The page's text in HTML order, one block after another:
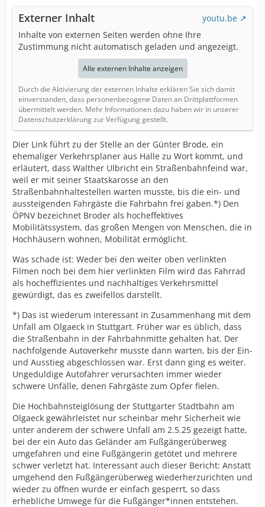
Externer Inhalt
youtu.be
Inhalte von externen Seiten werden ohne Ihre
Zustimmung nicht automatisch geladen und angezeigt.
Alle externen Inhalte anzeigen
Durch die Aktivierung der externen Inhalte erklären Sie sich damit
einverstanden, dass personenbezogene Daten an Drittplattformen
übermittelt werden. Mehr Informationen dazu haben wir in unserer
Datenschutzerklärung zur Verfügung gestellt.
Dier Link führt zu der Stelle an der Günter Brode, ein
ehemaliger Verkehrsplaner aus Halle zu Wort kommt, und
erläutert, dass Walther Ulbricht ein Straßenbahnfeind war,
weil er mit seiner Staatskarosse an den
Straßenbahnhaltestellen warten musste, bis die ein- und
aussteigenden Fahrgäste die Fahrbahn frei gaben.*) Den
ÖPNV bezeichnet Broder als hocheffektives
Mobilitätssystem, das großen Mengen von Menschen, die in
Hochhäusern wohnen, Mobilität ermöglicht.
Was schade ist: Weder bei den weiter oben verlinkten
Filmen noch bei dem hier verlinkten Film wird das Fahrrad
als hocheffizientes und nachhaltiges Verkehrsmittel
gewürdigt, das es zweifellos darstellt.
*) Das ist wiederum interessant in Zusammenhang mit dem
Unfall am Olgaeck in Stuttgart. Früher war es üblich, dass
die Straßenbahn in der Fahrbahnmitte gehalten hat. Der
nachfolgende Autoverkehr musste dann warten, bis der Ein-
und Ausstieg abgeschlossen war. Erst dann ging es weiter.
Ungeduldige Autofahrer verursachten immer wieder
schwere Unfälle, denen Fahrgäste zum Opfer fielen.
Die Hochbahnsteiglösung der Stuttgarter Stadtbahn am
Olgaeck gewährleistet nur scheinbar mehr Sicherheit wie
unter anderem der schwere Unfall am 2.5.25 gezeigt hatte,
bei der ein Auto das Geländer am Fußgängerüberweg
umgefahren und eine Fußgängerin getötet und mehrere
schwer verletzt hat. Interessant auch dieser Bericht: Anstatt
umgehend den Fußgängerüberweg wiederherzurichten und
wieder zu öffnen wurde er einfach gesperrt, so dass
erhebliche Umwege für die Fußgänger*innen entstehen.